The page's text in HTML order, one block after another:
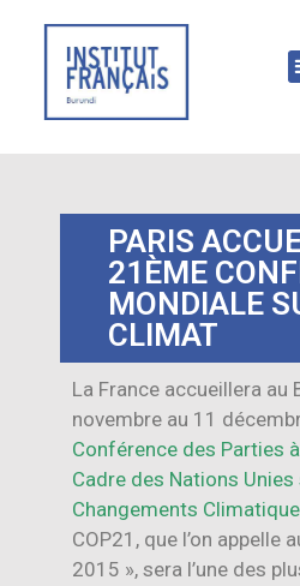
PARIS
21ÈME
MONDIALE
CLIMAT
La France accueillera au
novembre au 11
Conférence des Parties
Cadre des Nations Unies
Changements
COP21, que l’on appelle
2015 », sera l’une des